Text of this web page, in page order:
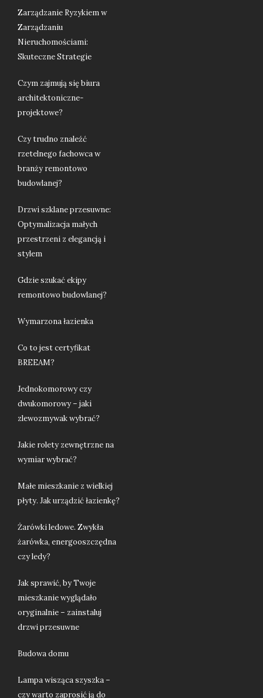
Zarządzanie Ryzykiem w
Zarządzaniu
Nieruchomościami:
Skuteczne Strategie
Czym zajmują się biura
architektoniczne-
projektowe?
Czy trudno znaleźć
rzetelnego fachowca w
branży remontowo
budowlanej?
Drzwi szklane przesuwne:
Optymalizacja małych
przestrzeni z elegancją i
stylem
Gdzie szukać ekipy
remontowo budowlanej?
Wymarzona łazienka
Co to jest certyfikat
BREEAM?
Jednokomorowy czy
dwukomorowy – jaki
zlewozmywak wybrać?
Jakie rolety zewnętrzne na
wymiar wybrać?
Małe mieszkanie z wielkiej
płyty. Jak urządzić łazienkę?
Żarówki ledowe. Zwykła
żarówka, energooszczędna
czy ledy?
Jak sprawić, by Twoje
mieszkanie wyglądało
oryginalnie – zainstaluj
drzwi przesuwne
Budowa domu
Lampa wisząca szyszka –
czy warto zaprosić ją do